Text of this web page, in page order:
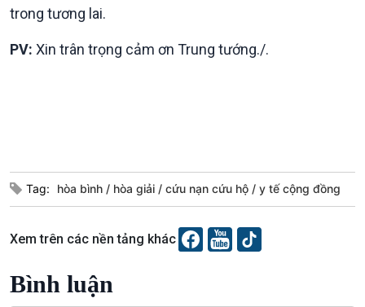
trong tương lai.
PV: Xin trân trọng cảm ơn Trung tướng./.
Tag: hòa bình hòa giải cứu nạn cứu hộ y tế cộng đồng
Xem trên các nền tảng khác
Bình luận